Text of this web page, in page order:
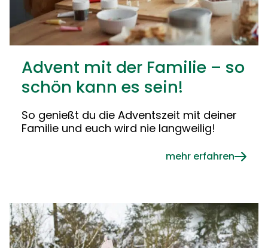
Advent mit der Familie – so
schön kann es sein!
So genießt du die Adventszeit mit deiner
Familie und euch wird nie langweilig!
mehr erfahren